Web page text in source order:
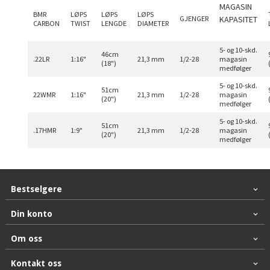
BMR
CARBON
LØPS
TWIST
LØPS
LENGDE
LØPS
DIAMETER
GJENGER
MAGASIN
KAPASITET
.22LR 1:16"
46cm
(18")
21,3 mm 1/2-28
5- og 10-skd.
magasin
medfølger
22WMR 1:16"
51cm
(20")
21,3 mm 1/2-28
5- og 10-skd.
magasin
medfølger
.17HMR 1:9"
51cm
(20")
21,3 mm 1/2-28
5- og 10-skd.
magasin
medfølger
Bestselgere
Din konto
Om oss
Kontakt oss